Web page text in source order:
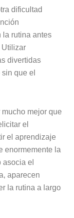
dificultad
la rutina antes
Utilizar
divertidas
que el
mejor que
el
el aprendizaje
enormemente la
el
aparecen
la rutina a largo